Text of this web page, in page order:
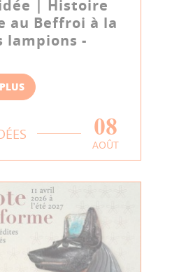
| Histoire
au Beffroi à la
lampions -
08
AOÛT